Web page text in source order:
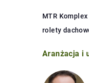
MTR Komplex
rolety
Aranżacja i